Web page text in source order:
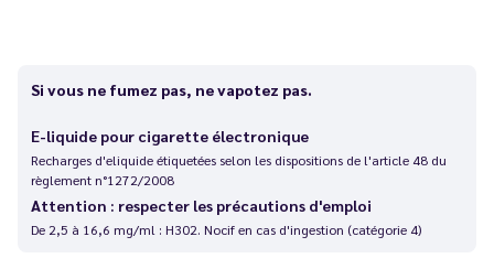
Si vous ne fumez pas, ne vapotez pas.
E-liquide pour cigarette électronique
Recharges d'eliquide étiquetées selon les dispositions de l'article 48 du
règlement n°1272/2008
Attention : respecter les précautions d'emploi
De 2,5 à 16,6 mg/ml : H302. Nocif en cas d'ingestion (catégorie 4)